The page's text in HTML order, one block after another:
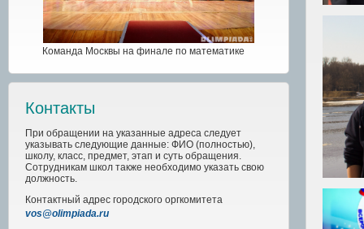
Команда Москвы на финале по математике
Контакты
При обращении на указанные адреса следует
указывать следующие данные: ФИО (полностью),
школу, класс, предмет, этап и суть обращения.
Сотрудникам школ также необходимо указать свою
должность.
Контактный адрес городского оргкомитета
vos@olimpiada.ru